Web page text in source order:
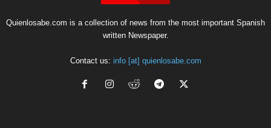
Quienlosabe.com is a collection of news from the most important Spanish
written Newspaper.
Contact us: info [at] quienlosabe.com